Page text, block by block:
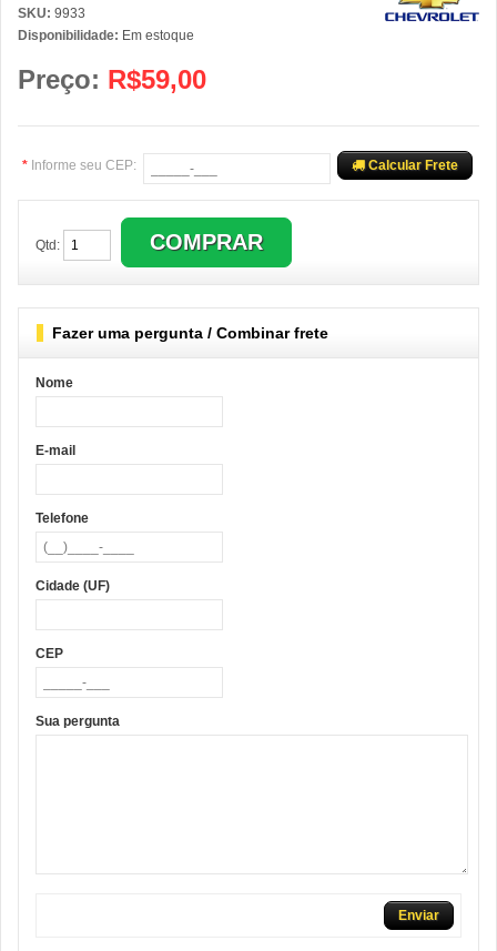
SKU: 9933
Disponibilidade: Em estoque
Preço: R$59,00
* Informe seu CEP: Calcular Frete
Qtd:
Fazer uma pergunta / Combinar frete
Nome
E-mail
Telefone
Cidade (UF)
CEP
Sua pergunta
Enviar